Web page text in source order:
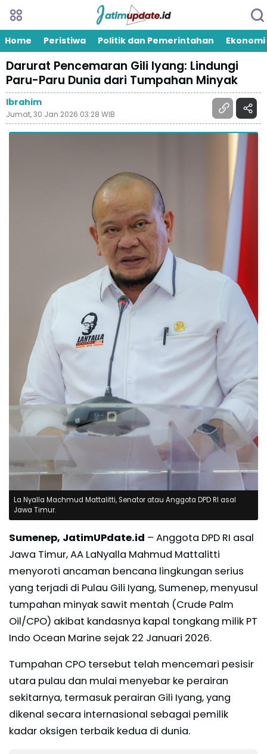
Home Peristiwa Politik dan Pemerintahan Ekonomi
Darurat Pencemaran Gili Iyang: Lindungi
Paru-Paru Dunia dari Tumpahan Minyak
Ibrahim
Jumat, 30 Jan 2026 03:28 WIB
La Nyalla Machmud Mattalitti, Senator atau Anggota DPD RI asal
Jawa Timur.
Sumenep, JatimUPdate.id – Anggota DPD RI asal
Jawa Timur, AA LaNyalla Mahmud Mattalitti
menyoroti ancaman bencana lingkungan serius
yang terjadi di Pulau Gili Iyang, Sumenep, menyusul
tumpahan minyak sawit mentah (Crude Palm
Oil/CPO) akibat kandasnya kapal tongkang milik PT
Indo Ocean Marine sejak 22 Januari 2026.
Tumpahan CPO tersebut telah mencemari pesisir
utara pulau dan mulai menyebar ke perairan
sekitarnya, termasuk perairan Gili Iyang, yang
dikenal secara internasional sebagai pemilik
kadar oksigen terbaik kedua di dunia.